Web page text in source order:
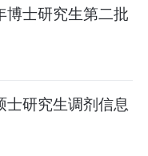
士研究生第二批
研究生调剂信息